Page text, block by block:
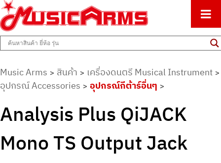
Music Arms
ศูนย์รวมครื่องดนตรีทุกชนิด ตั้งแต่เริ่มต้นถึงมืออาชีพ
Music Arms > สินค้า > เครื่องดนตรี Musical Instrument >
อุปกรณ์ Accessories > อุปกรณ์กีต้าร์อื่นๆ >
Analysis Plus QiJACK
Mono TS Output Jack